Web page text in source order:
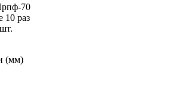
70
10 раз
(мм)